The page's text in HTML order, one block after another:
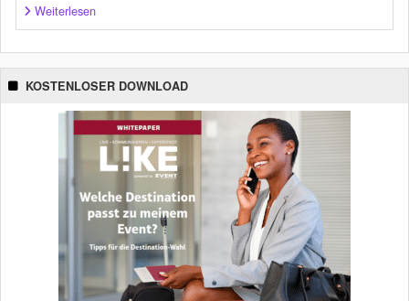
Weiterlesen
KOSTENLOSER DOWNLOAD